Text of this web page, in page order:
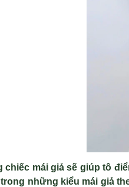
chiếc mái giả sẽ giúp tô
trong những kiểu mái giả